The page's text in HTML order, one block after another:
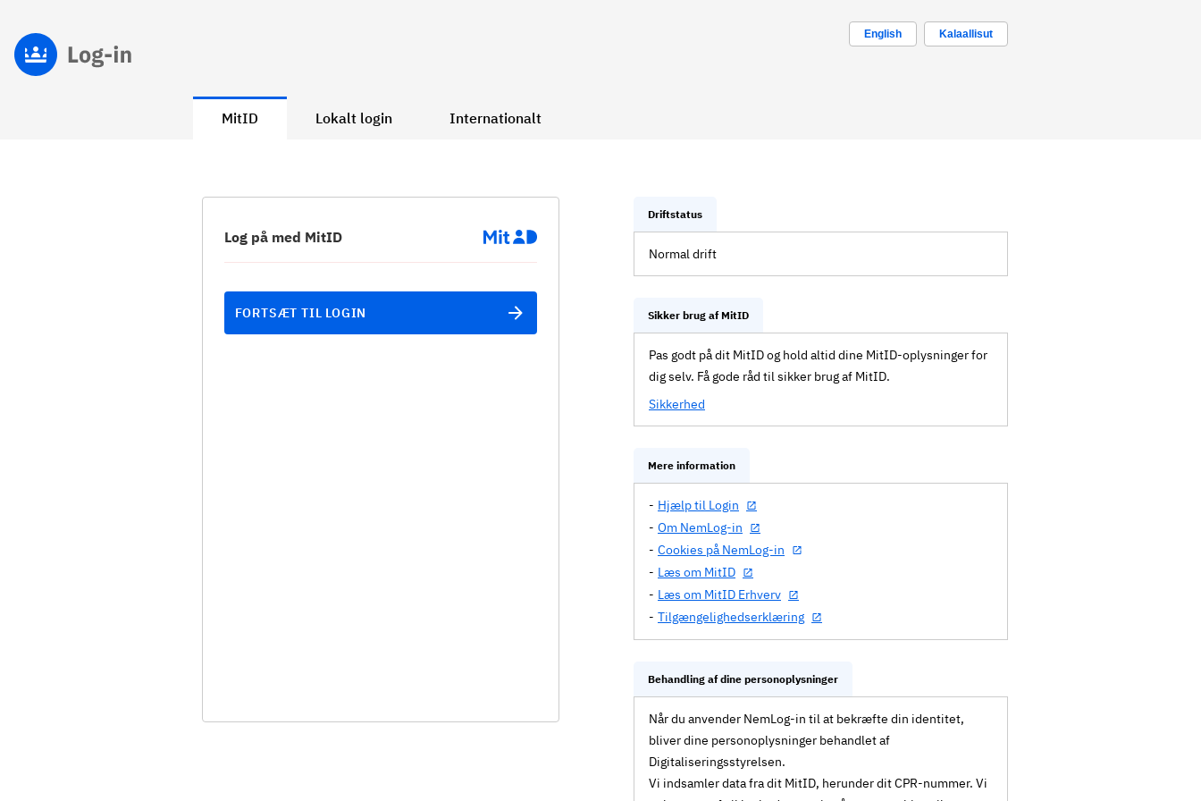
English Kalaallisut
MitID Lokalt login Internationalt
Log på med MitID
FORTSÆT TIL LOGIN
Driftstatus
Normal drift
Sikker brug af MitID
Pas godt på dit MitID og hold altid dine MitID-oplysninger for
dig selv. Få gode råd til sikker brug af MitID.
Sikkerhed
Mere information
Hjælp til Login
Om NemLog-in
Cookies på NemLog-in
Læs om MitID
Læs om MitID Erhverv
Tilgængelighedserklæring
Behandling af dine personoplysninger
Når du anvender NemLog-in til at bekræfte din identitet,
bliver dine personoplysninger behandlet af
Digitaliseringsstyrelsen.
Vi indsamler data fra dit MitID, herunder dit CPR-nummer. Vi